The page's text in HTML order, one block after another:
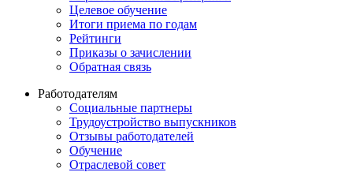
Целевое обучение
Итоги приема по годам
Рейтинги
Приказы о зачислении
Обратная связь
Работодателям
Социальные партнеры
Трудоустройство выпускников
Отзывы работодателей
Обучение
Отраслевой совет